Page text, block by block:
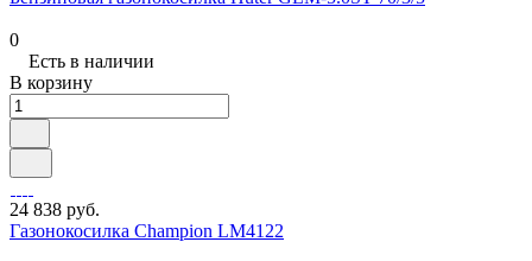
0
Есть в наличии
В корзину
24 838 руб.
Газонокосилка Champion LM4122